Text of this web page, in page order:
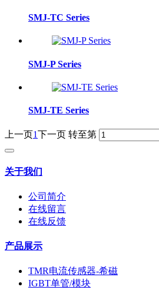
SMJ-TC Series
SMJ-P Series
SMJ-TE Series
上一页1下一页 转至第
关于我们
公司简介
在线留言
在线反馈
产品展示
TMR电流传感器-希磁
IGBT单管/模块